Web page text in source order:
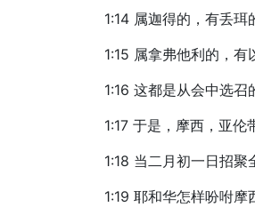
1:14 属迦得的，有丢珥
1:15 属拿弗他利的，有
1:16 这都是从会中选召
1:17 于是，摩西，亚伦
1:18 当二月初一日招
1:19 耶和华怎样吩咐摩